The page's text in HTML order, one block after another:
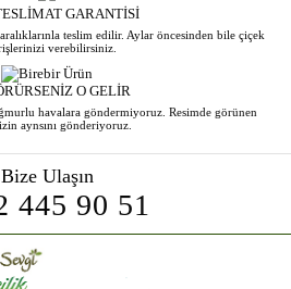
GARANTİSİ
teslim edilir. Aylar öncesinden bile çiçek
verebilirsiniz.
O GELİR
havalara göndermiyoruz. Resimde görünen
aynsını gönderiyoruz.
Bize Ulaşın
445 90 51